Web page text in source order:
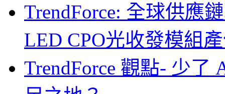
TrendForce: 全球供應
LED CPO光收發模組
TrendForce 觀點- 少